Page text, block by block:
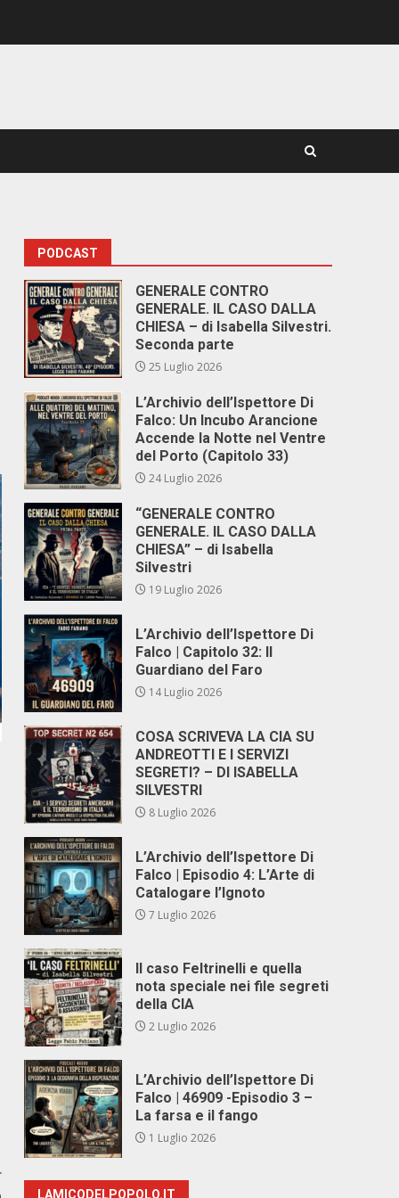
PODCAST
GENERALE CONTRO
GENERALE. IL CASO DALLA
CHIESA – di Isabella Silvestri.
Seconda parte
25 Luglio 2026
L’Archivio dell’Ispettore Di
Falco: Un Incubo Arancione
Accende la Notte nel Ventre
del Porto (Capitolo 33)
24 Luglio 2026
“GENERALE CONTRO
GENERALE. IL CASO DALLA
CHIESA” – di Isabella
Silvestri
19 Luglio 2026
L’Archivio dell’Ispettore Di
Falco | Capitolo 32: Il
Guardiano del Faro
14 Luglio 2026
COSA SCRIVEVA LA CIA SU
ANDREOTTI E I SERVIZI
SEGRETI? – DI ISABELLA
SILVESTRI
8 Luglio 2026
L’Archivio dell’Ispettore Di
Falco | Episodio 4: L’Arte di
Catalogare l’Ignoto
7 Luglio 2026
Il caso Feltrinelli e quella
nota speciale nei file segreti
della CIA
2 Luglio 2026
L’Archivio dell’Ispettore Di
Falco | 46909 -Episodio 3 –
La farsa e il fango
1 Luglio 2026
LAMICODELPOPOLO.IT